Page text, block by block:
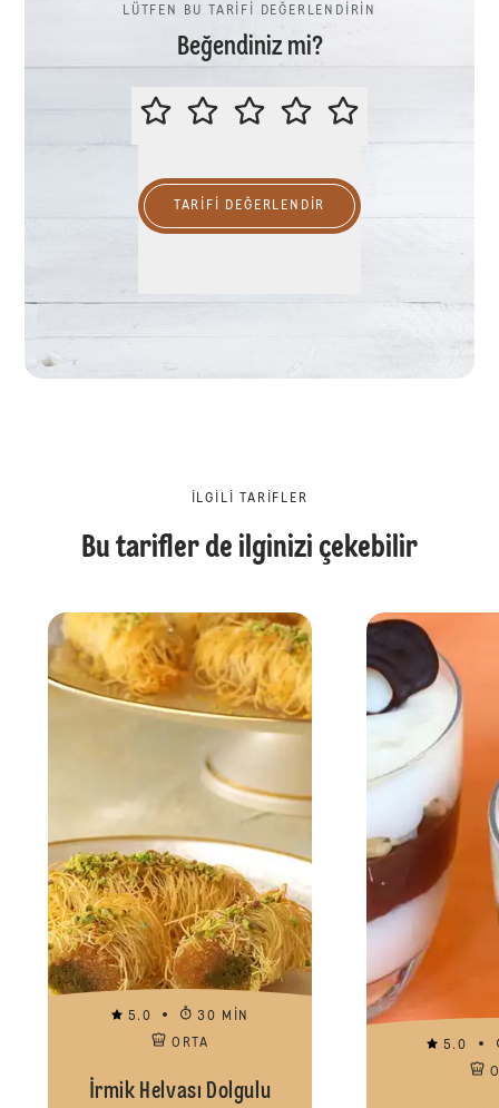
LÜTFEN BU TARİFİ DEĞERLENDİRİN
Beğendiniz mi?
LÜTFEN BU TARİFİ
TARIFI DEĞERLENDİR
İLGILI TARIFLER
Bu tarifler de ilginizi çekebilir
5.0
30 MIN
ORTA
İrmik Helvası Dolgulu
5.0